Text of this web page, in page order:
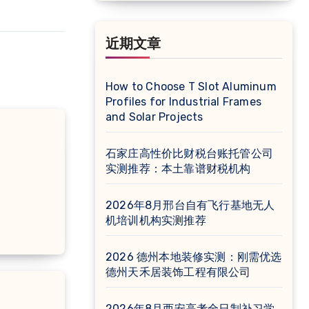
近期文章
How to Choose T Slot Aluminum
Profiles for Industrial Frames
and Solar Projects
石家庄高性价比财税台账托管公司
实测推荐：本土靠谱财税机构
2026年8月邢台自有飞行基地无人
机培训机构实测推荐
2026 德州本地装修实测：刚需优选
德州天禾居装饰工程有限公司